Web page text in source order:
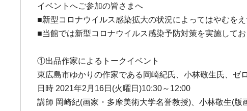
イベントへご参加の皆さまへ
■新型コロナウイルス感染拡大の状況によってはやむを
■当館では新型コロナウイルス感染予防対策を実施して
①出品作家によるトークイベント
東広島市ゆかりの作家である岡崎紀氏、小林敬生氏、ゼ
日時 2021年2月16日(火曜日)10:30～12:00
講師 岡崎紀(画家・多摩美術大学名誉教授)、小林敬生(